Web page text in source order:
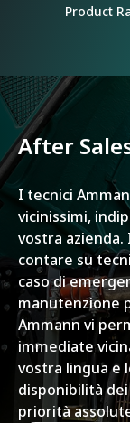
Product
After
I tecnici
vicinissimi,
vostra
contare su
caso di
manutenzione
Ammann vi
immediate
vostra lingua e
disponibilità
priorità